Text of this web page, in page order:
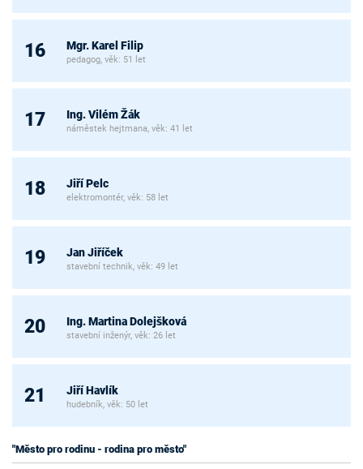
16 Mgr. Karel Filip
pedagog, věk: 51 let
17 Ing. Vilém Žák
náměstek hejtmana, věk: 41 let
18 Jiří Pelc
elektromontér, věk: 58 let
19 Jan Jiříček
stavební technik, věk: 49 let
20 Ing. Martina Dolejšková
stavební inženýr, věk: 26 let
21 Jiří Havlík
hudebník, věk: 50 let
"Město pro rodinu - rodina pro město"